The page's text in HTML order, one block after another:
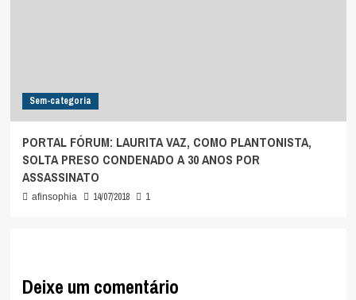
Sem-categoria
PORTAL FÓRUM: LAURITA VAZ, COMO PLANTONISTA,
SOLTA PRESO CONDENADO A 30 ANOS POR
ASSASSINATO
afinsophia 14/07/2018 1
Deixe um comentário